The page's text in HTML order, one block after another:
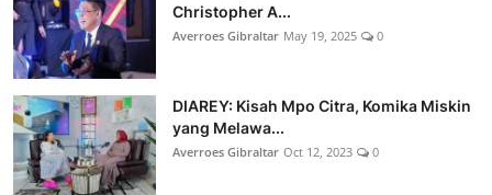
Christopher A...
Averroes Gibraltar May 19, 2025 0
DIAREY: Kisah Mpo Citra, Komika Miskin
yang Melawa...
Averroes Gibraltar Oct 12, 2023 0